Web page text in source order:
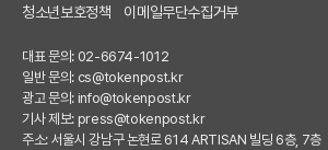
청소년보호정책
이메일무단수집거부
대표 문의: 02-6674-1012
일반 문의: cs@tokenpost.kr
광고 문의: info@tokenpost.kr
기사 제보: press@tokenpost.kr
주소: 서울시 강남구 논현로 614 ARTISAN 빌딩 6층, 7층